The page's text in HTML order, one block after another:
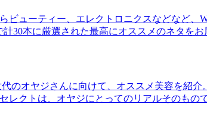
ビューティー、エレクトロニクスなどなど
30本に厳選された最高にオススメのネタをお
のオヤジさんに向けて、オススメ美容を紹
レクトは、オヤジにとってのリアルそのもので